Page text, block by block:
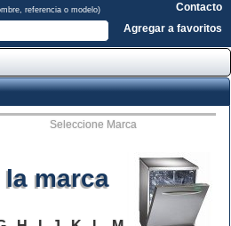
referencia o modelo)
Contacto
Agregar a favoritos
Seleccione Marca
marca